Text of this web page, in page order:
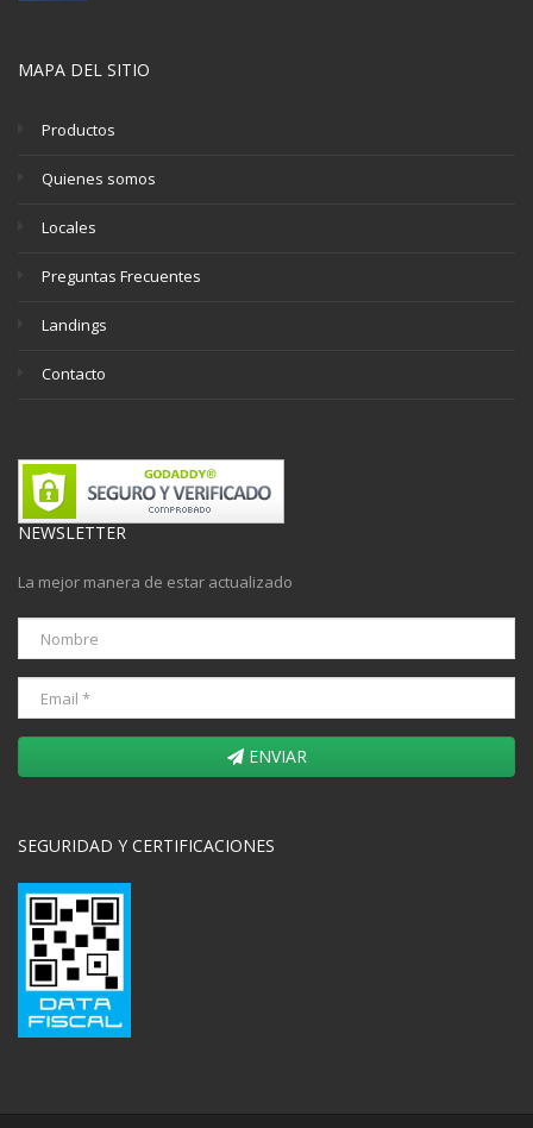
MAPA DEL SITIO
Productos
Quienes somos
Locales
Preguntas Frecuentes
Landings
Contacto
NEWSLETTER
La mejor manera de estar actualizado
ENVIAR
SEGURIDAD Y CERTIFICACIONES